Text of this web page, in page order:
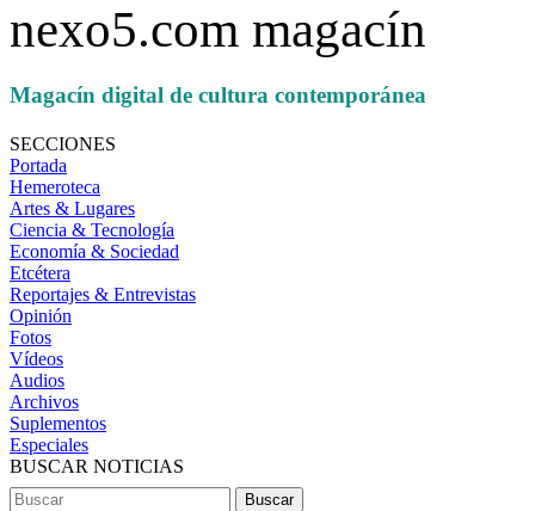
nexo5.com magacín
Magacín digital de cultura contemporánea
SECCIONES
Portada
Hemeroteca
Artes & Lugares
Ciencia & Tecnología
Economía & Sociedad
Etcétera
Reportajes & Entrevistas
Opinión
Fotos
Vídeos
Audios
Archivos
Suplementos
Especiales
BUSCAR NOTICIAS